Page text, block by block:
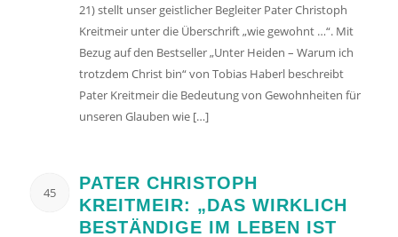
21) stellt unser geistlicher Begleiter Pater Christoph
Kreitmeir unter die Überschrift „wie gewohnt …“. Mit
Bezug auf den Bestseller „Unter Heiden – Warum ich
trotzdem Christ bin“ von Tobias Haberl beschreibt
Pater Kreitmeir die Bedeutung von Gewohnheiten für
unseren Glauben wie […]
45
PATER CHRISTOPH
KREITMEIR: „DAS WIRKLICH
BESTÄNDIGE IM LEBEN IST